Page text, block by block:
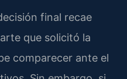
final recae
que solicitó la
comparecer ante el